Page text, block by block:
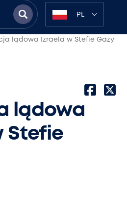
PL
lądowa Izraela w Stefie Gazy
lądowa
Stefie